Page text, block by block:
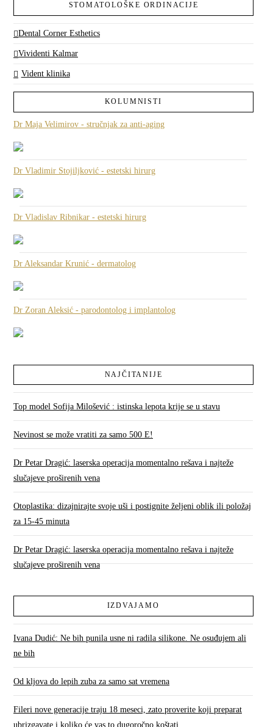
STOMATOLOŠKE ORDINACIJE
Dental Corner Esthetics
Vividenti Kalmar
Vident klinika
KOLUMNISTI
Dr Maja Velimirov - stručnjak za anti-aging
Dr Vladimir Stojiljković - estetski hirurg
Dr Vladislav Ribnikar - estetski hirurg
Dr Aleksandar Krunić - dermatolog
Dr Zoran Aleksić - parodontolog i implantolog
NAJČITANIJE
Top model Sofija Milošević : istinska lepota krije se u stavu
Nevinost se može vratiti za samo 500 E!
Dr Petar Dragić: laserska operacija momentalno rešava i najteže
slučajeve proširenih vena
Otoplastika: dizajnirajte svoje uši i postignite željeni oblik ili položaj
za 15-45 minuta
Dr Petar Dragić: laserska operacija momentalno rešava i najteže
slučajeve proširenih vena
IZDVAJAMO
Ivana Dudić: Ne bih punila usne ni radila silikone. Ne osuđujem ali
ne bih
Od kljova do lepih zuba za samo sat vremena
Fileri nove generacije traju 18 meseci, zato proverite koji preparat
ubrizgavate i koliko će vas to dugoročno koštati